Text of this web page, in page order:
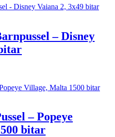
– Disney
– Popeye
bitar